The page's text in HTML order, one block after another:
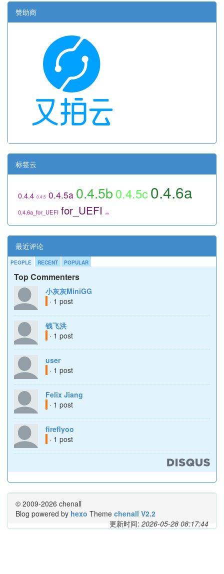
赞助商
标签云
0.4.4 0.4.5 0.4.5a 0.4.5b 0.4.5c0.4.6a
0.4.6a_for_UEFI for_UEFI utils
最近评论
PEOPLE RECENT POPULAR
Top Commenters
小灰灰MiniGG
· 1 post
钱飞洪
· 1 post
user
· 1 post
Felix Jiang
· 1 post
fireflyoo
· 1 post
© 2009-2026 chenall
Blog powered by hexo Theme chenall V2.2
更新时间: 2026-05-28 08:17:44